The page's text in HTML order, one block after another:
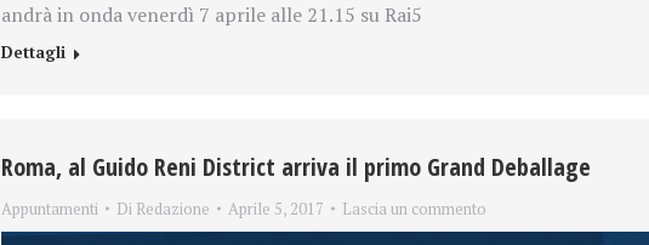
andrà in onda venerdì 7 aprile alle 21.15 su Rai5
Dettagli
Roma, al Guido Reni District arriva il primo Grand Deballage
Appuntamenti Di Redazione Aprile 5, 2017 Lascia un commento